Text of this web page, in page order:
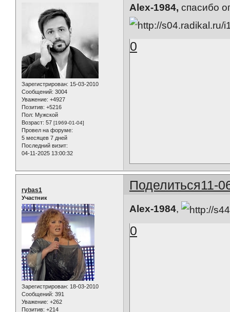
Зарегистрирован: 15-03-2010
Сообщений: 3004
Уважение: +4927
Позитив: +5216
Пол: Мужской
Возраст: 57 [1969-01-04]
Провел на форуме:
5 месяцев 7 дней
Последний визит:
04-11-2025 13:00:32
Alex-1984, спасибо
0
Поделиться11-
rybas1
Участник
Зарегистрирован: 18-03-2010
Сообщений: 391
Уважение: +262
Позитив: +214
Alex-1984,
0